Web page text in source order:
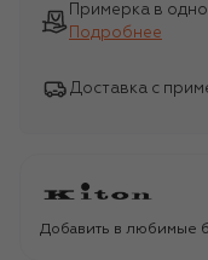
Примерка в
Подробнее
Доставка с
Добавить в любимые